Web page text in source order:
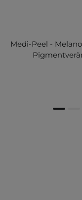
Medi-Peel -